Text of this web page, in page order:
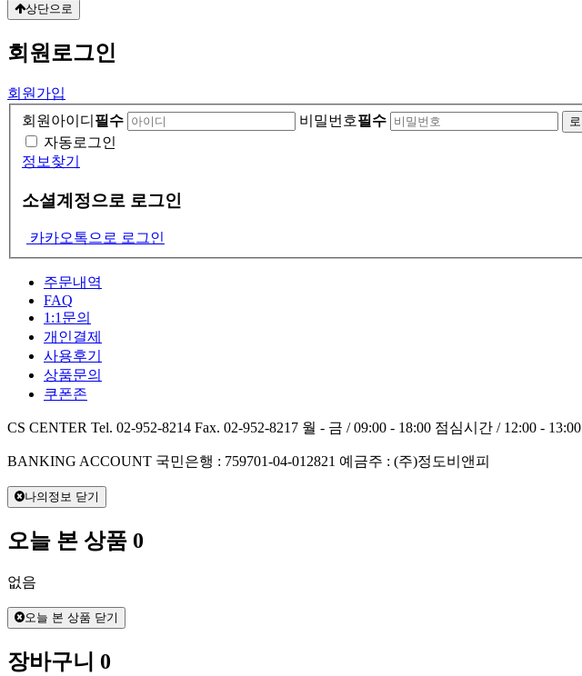
상단으로
회원 로그인
회원가입
회원아이디 필수 비밀번호필수
자동로그인
정보찾기
소셜계정으로 로그인
카카오톡으로 로그인
주문내역
FAQ
1:1문의
개인결제
사용후기
상품문의
쿠폰존
CS CENTER Tel. 02-952-8214 Fax. 02-952-8217 월 - 금 / 09:00 - 18:00 점심시간 / 12:00 - 13:00
BANKING ACCOUNT 국민은행 : 759701-04-012821 예금주 : (주)정도비앤피
나의정보 닫기
오늘 본 상품 0
없음
오늘 본 상품 닫기
장바구니 0